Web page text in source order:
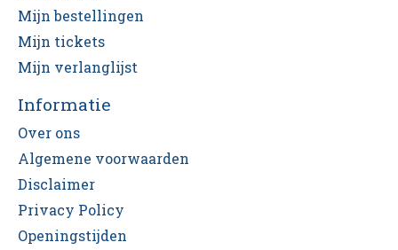
Mijn bestellingen
Mijn tickets
Mijn verlanglijst
Informatie
Over ons
Algemene voorwaarden
Disclaimer
Privacy Policy
Openingstijden